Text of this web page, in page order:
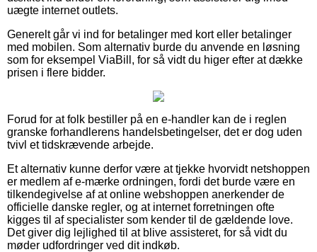
uægte internet outlets.
Generelt går vi ind for betalinger med kort eller betalinger
med mobilen. Som alternativ burde du anvende en løsning
som for eksempel ViaBill, for så vidt du higer efter at dække
prisen i flere bidder.
Forud for at folk bestiller på en e-handler kan de i reglen
granske forhandlerens handelsbetingelser, det er dog uden
tvivl et tidskrævende arbejde.
Et alternativ kunne derfor være at tjekke hvorvidt netshoppen
er medlem af e-mærke ordningen, fordi det burde være en
tilkendegivelse af at online webshoppen anerkender de
officielle danske regler, og at internet forretningen ofte
kigges til af specialister som kender til de gældende love.
Det giver dig lejlighed til at blive assisteret, for så vidt du
møder udfordringer ved dit indkøb.